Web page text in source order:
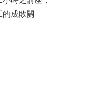
的成敗關